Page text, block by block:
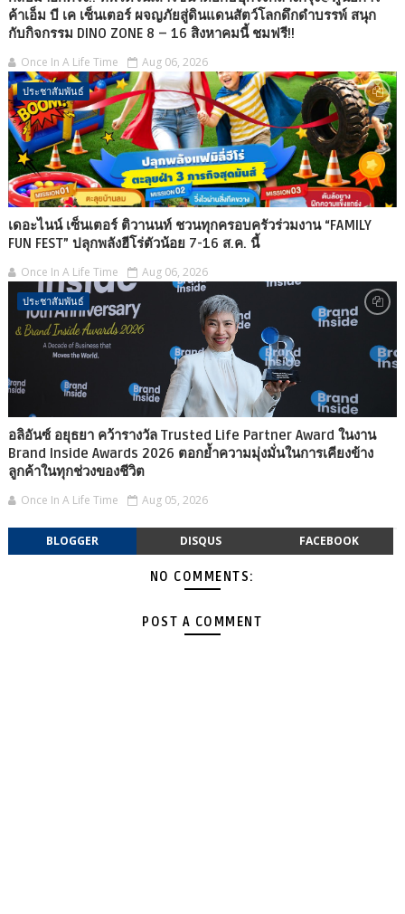
ค้าเอ็ม บี เค เซ็นเตอร์ ผจญภัยสู่ดินแดนสัตว์โลกดึกดำบรรพ์ สนุก
กับกิจกรรม DINO ZONE 8 – 16 สิงหาคมนี้ ชมฟรี!!
Once In A Life Time Aug 06, 2026
ประชาสัมพันธ์
เดอะไนน์ เซ็นเตอร์ ติวานนท์ ชวนทุกครอบครัวร่วมงาน “FAMILY
FUN FEST” ปลุกพลังฮีโร่ตัวน้อย 7-16 ส.ค. นี้
Once In A Life Time Aug 06, 2026
ประชาสัมพันธ์
อลิอันซ์ อยุธยา คว้ารางวัล Trusted Life Partner Award ในงาน
Brand Inside Awards 2026 ตอกย้ำความมุ่งมั่นในการเคียงข้าง
ลูกค้าในทุกช่วงของชีวิต
Once In A Life Time Aug 05, 2026
BLOGGER DISQUS FACEBOOK
NO COMMENTS:
POST A COMMENT